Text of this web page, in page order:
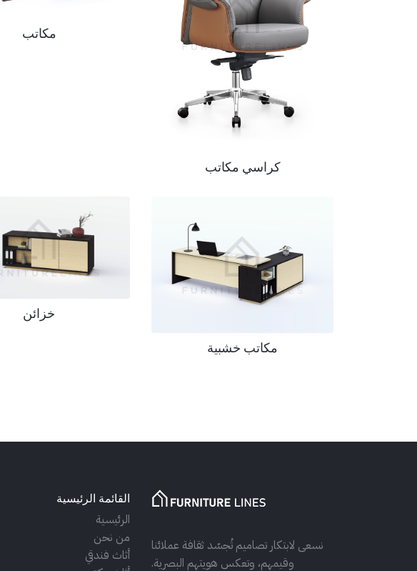
كراسي مكاتب
مكاتب
مكاتب خشبية
خزائن
نسعى لابتكار تصاميم تُجسّد ثقافة عملائنا
وقيمهم، وتعكس هويتهم البصرية.
القائمة الرئيسية
الرئيسية
من نحن
أثاث فندقي